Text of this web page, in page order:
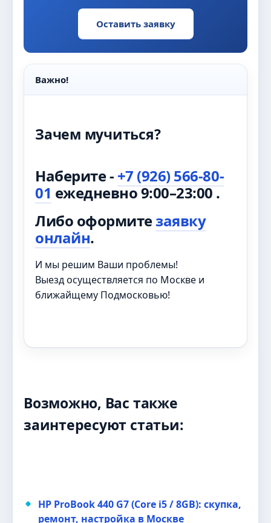
Оставить заявку
Важно!
Зачем мучиться?
Наберите - +7 (926) 566-80-
01 ежедневно 9:00–23:00 .
Либо оформитезаявку
онлайн.
И мы решим Ваши проблемы!
Выезд осуществляется по Москве и
ближайщему Подмосковью!
Возможно, Вас также
заинтересуют статьи:
HP ProBook 440 G7 (Core i5 / 8GB): скупка,
ремонт, настройка в Москве